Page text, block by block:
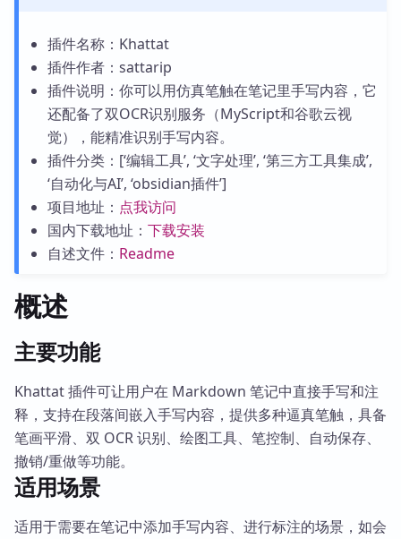
插件名称：Khattat
插件作者：sattarip
插件说明：你可以用仿真笔触在笔记里手写内容，它
还配备了双OCR识别服务（MyScript和谷歌云视
觉），能精准识别手写内容。
插件分类：[‘编辑工具’, ‘文字处理’, ‘第三方工具集成’,
‘自动化与AI’, ‘obsidian插件’]
项目地址： 点我访问
国内下载地址： 下载安装
自述文件： Readme
概述
主要功能
Khattat 插件可让用户在 Markdown 笔记中直接手写和注
释，支持在段落间嵌入手写内容，提供多种逼真笔触，具备
笔画平滑、双 OCR 识别、绘图工具、笔控制、自动保存、
撤销/重做等功能。
适用场景
适用于需要在笔记中添加手写内容、进行标注的场景，如会